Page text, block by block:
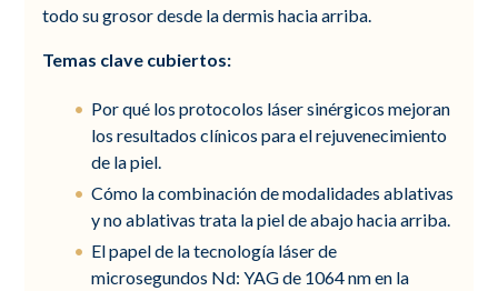
todo su grosor desde la dermis hacia arriba.
Temas clave cubiertos:
Por qué los protocolos láser sinérgicos mejoran
los resultados clínicos para el rejuvenecimiento
de la piel.
Cómo la combinación de modalidades ablativas
y no ablativas trata la piel de abajo hacia arriba.
El papel de la tecnología láser de
microsegundos Nd: YAG de 1064 nm en la